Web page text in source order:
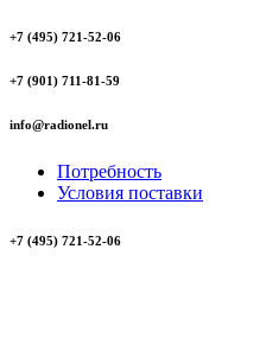
+7 (495) 721-52-06
+7 (901) 711-81-59
info@radionel.ru
Потребность
Условия поставки
+7 (495) 721-52-06